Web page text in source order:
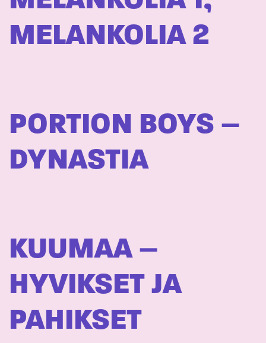
MELANKOLIA 2
PORTION BOYS –
DYNASTIA
KUUMAA –
HYVIKSET JA
PAHIKSET